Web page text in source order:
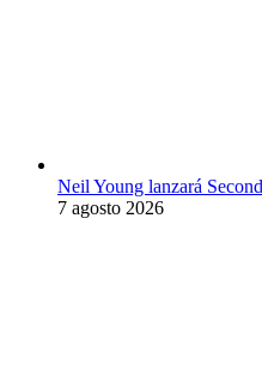
Neil Young lanzará
7 agosto 2026